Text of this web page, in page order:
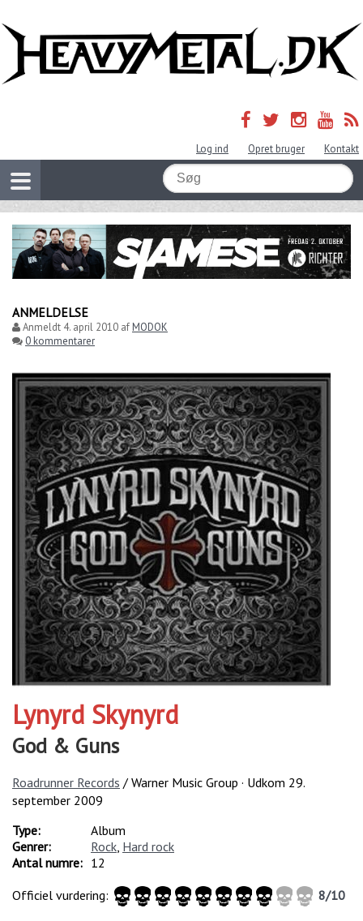
Log ind Opret bruger Kontakt
ANMELDELSE
Anmeldt 4. april 2010 afMODOK
0 kommentarer
Lynyrd Skynyrd
God & Guns
Roadrunner Records / Warner Music Group · Udkom 29.
september 2009
Type:
Album
Genrer:
Rock Hard rock
Antal numre: 12
Officiel vurdering:
8/10